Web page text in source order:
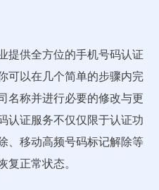
提供全方位的手机号码认证
可以在几个简单的步骤内完
名称并进行必要的修改与更
认证服务不仅仅限于认证功
、移动高频号码标记解除等
正常状态。